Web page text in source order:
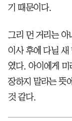
기 때문이다.
그리 먼 거리는 아
이사 후에 다닐 새
였다. 아이에게 미
장하지 말라는 뜻
것 같다.